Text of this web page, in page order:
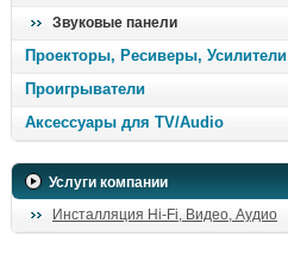
Звуковые панели
Проекторы, Ресиверы, Усилители
Проигрыватели
Аксессуары для TV/Audio
Услуги компании
Инсталляция Hi-Fi, Видео, Аудио